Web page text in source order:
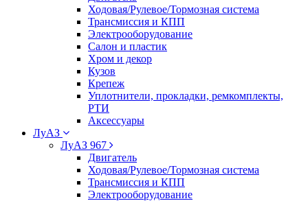
Ходовая/Рулевое/Тормозная система
Трансмиссия и КПП
Электрооборудование
Салон и пластик
Хром и декор
Кузов
Крепеж
Уплотнители, прокладки, ремкомплекты,
РТИ
Аксессуары
ЛуАЗ
ЛуАЗ 967
Двигатель
Ходовая/Рулевое/Тормозная система
Трансмиссия и КПП
Электрооборудование